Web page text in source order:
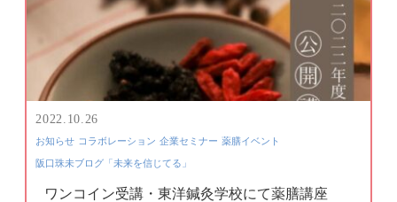
2022.10.26
お知らせ コラボレーション 企業セミナー 薬膳イベント
阪口珠未ブログ「未来を信じてる」
ワンコイン受講・東洋鍼灸学校にて薬膳講座